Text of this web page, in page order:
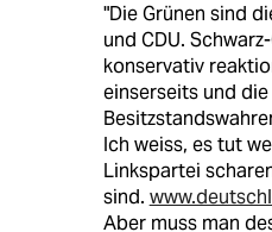
"Die Grünen sind
und CDU.
konservativ
einserseits und
Ich weiss, es tut
Linkspartei
sind.
Aber muss man